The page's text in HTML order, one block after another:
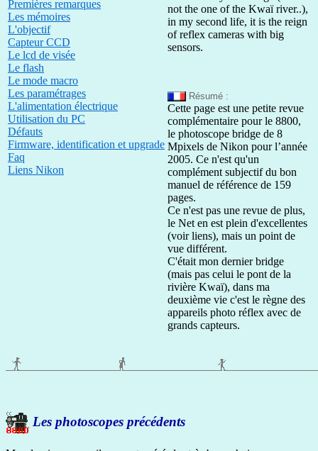
Premières remarques
Les mémoires
L'objectif
Capteur CCD
Le lcd de visée
Le flash
Le mode macro
Les paramétrages
L'alimentation électrique
Utilisation du PC
Défauts
Firmware, identification et upgrade
Faq
Liens Nikon
not the one of the Kwaï river..),
in my second life, it is the reign
of reflex cameras with big
sensors.
Résumé :
Cette page est une petite revue
complémentaire pour le 8800,
le photoscope bridge de 8
Mpixels de Nikon pour l’année
2005. Ce n'est qu'un
complément subjectif du bon
manuel de référence de 159
pages.
Ce n'est pas une revue de plus,
le Net en est plein d'excellentes
(voir liens), mais un point de
vue différent.
C'était mon dernier bridge
(mais pas celui le pont de la
rivière Kwaï), dans ma
deuxième vie c'est le règne des
appareils photo réflex avec de
grands capteurs.
Les photoscopes précédents